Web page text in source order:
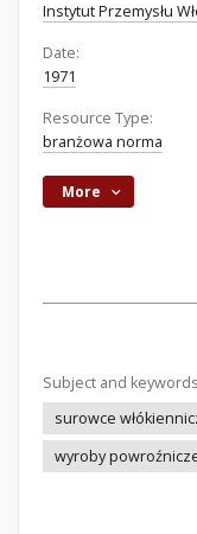
Instytut Przemysłu
Date:
1971
Resource Type:
branżowa norma
More
Subject and
surowce
wyroby